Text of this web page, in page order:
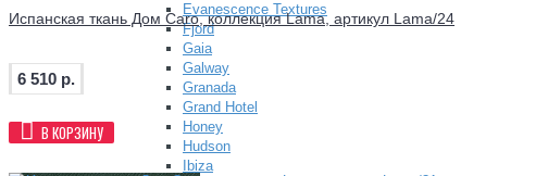
Evanescence Textures
Fjord
Gaia
Galway
Granada
Grand Hotel
Honey
Hudson
Ibiza
Испанская ткань Дом Caro, коллекция Lama, артикул Lama/24
6 510 р.
В КОРЗИНУ